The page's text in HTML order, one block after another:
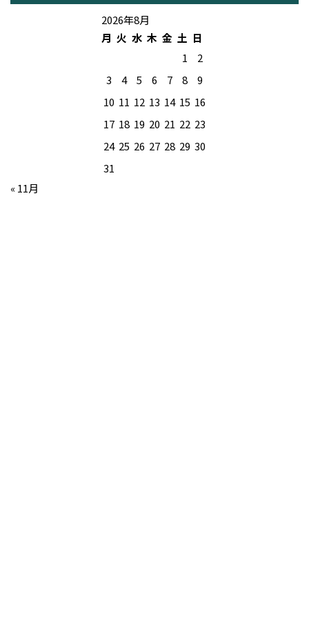
2026年8月
月 火 水 木 金 土 日
1
2
3
4 5 6 7 8
9
10 11 12 13 14 15 16
17 18 19 20 21 22 23
24 25 26 27 28 29 30
31
« 11月